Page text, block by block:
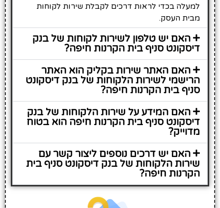
למעלה בכדי לראות דרכים לקבלת שירות לקוחות
מבית העסק.
האם יש טלפון לשירות לקוחות של בנק
דיסקונט סניף בית הקרנות חיפה?
האם האתר שירות בקליק הוא האתר
הרישמי לשירות הלקוחות של בנק דיסקונט
סניף בית הקרנות חיפה?
האם המידע על שירות הלקוחות של בנק
דיסקונט סניף בית הקרנות חיפה הוא בטוח
מדוייק?
האם יש דרכים נוספים ליצור קשר עם
שירות הלקוחות של בנק דיסקונט סניף בית
הקרנות חיפה?